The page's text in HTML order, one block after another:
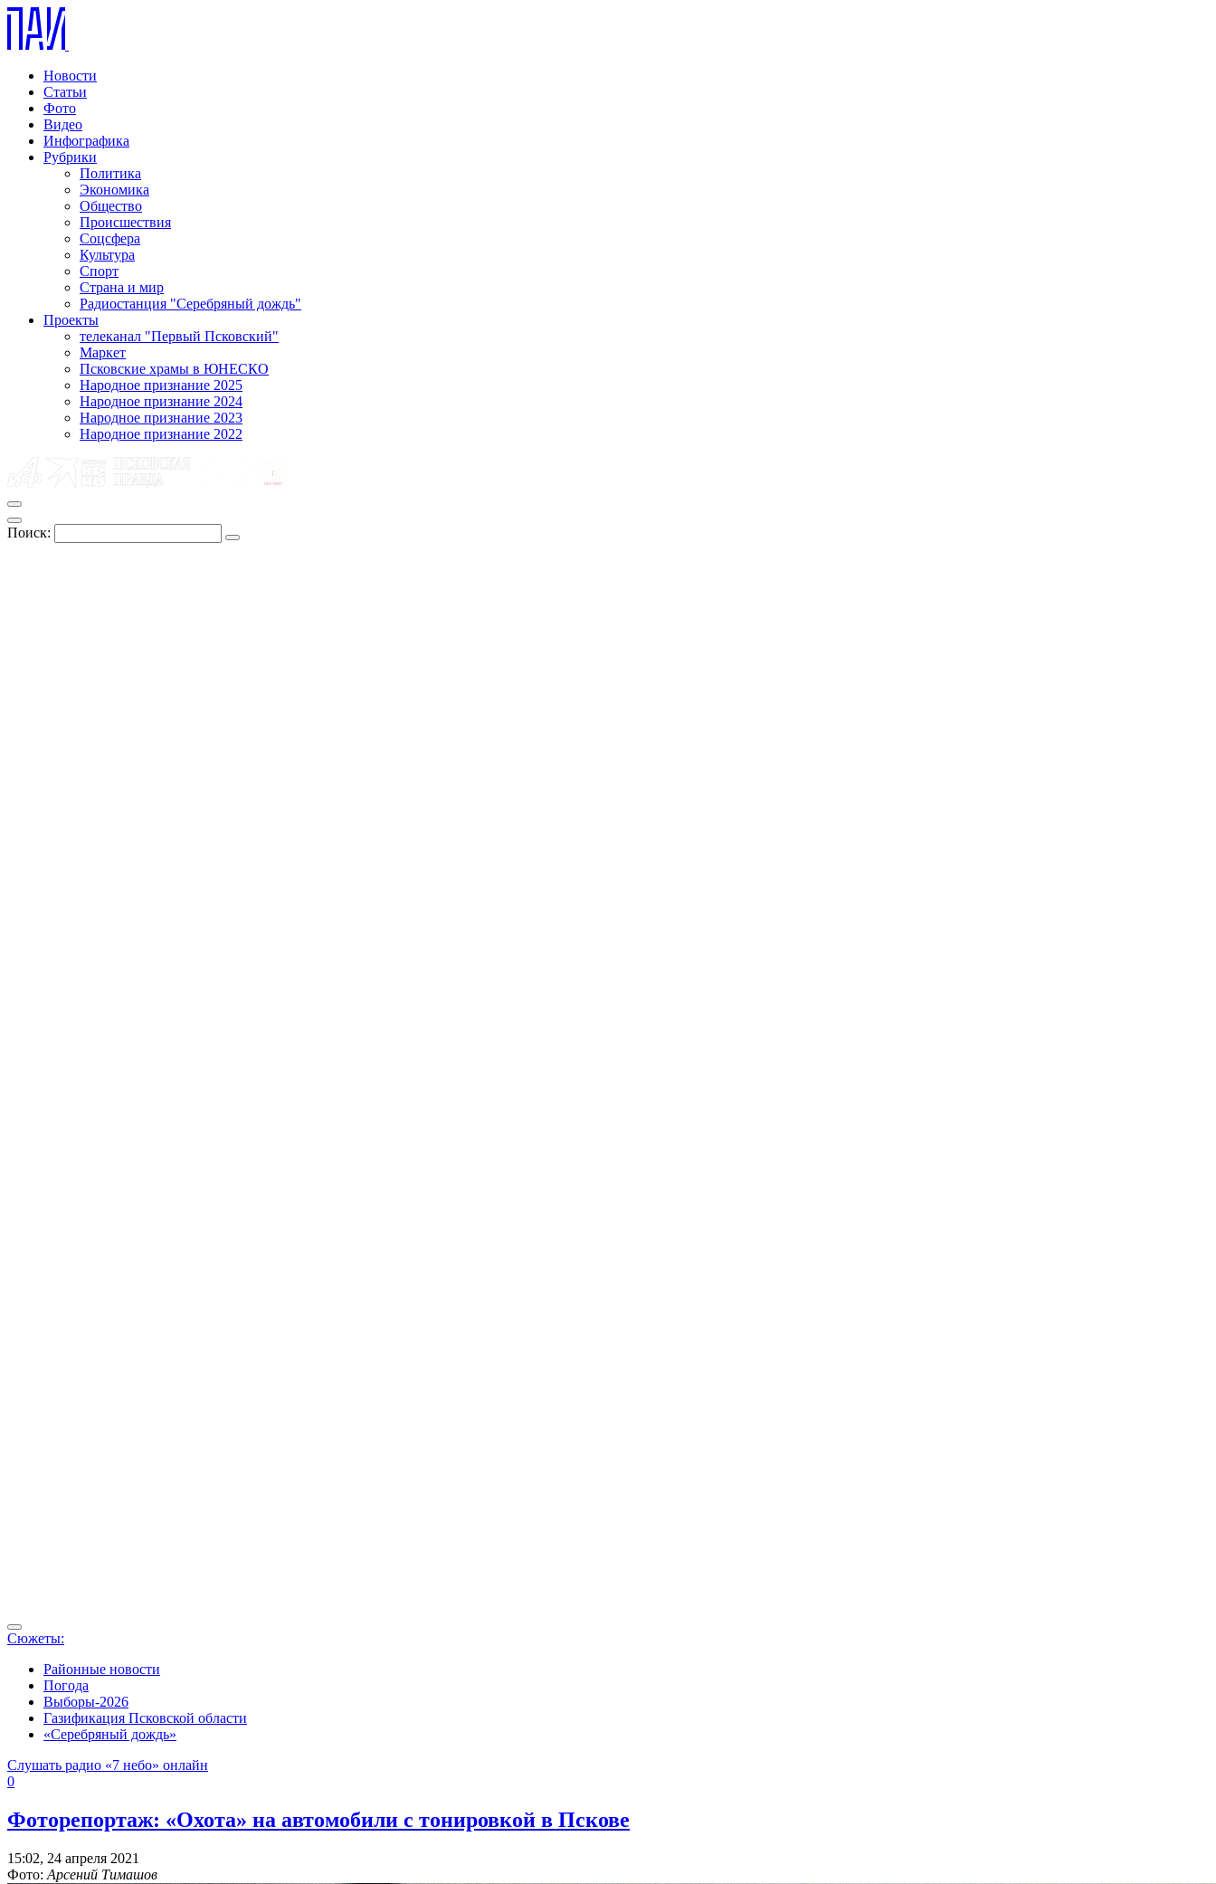
Новости
Статьи
Фото
Видео
Инфографика
Рубрики
Политика
Экономика
Общество
Происшествия
Соцсфера
Культура
Спорт
Страна и мир
Радиостанция "Серебряный дождь"
Проекты
телеканал "Первый Псковский"
Маркет
Псковские храмы в ЮНЕСКО
Народное признание 2025
Народное признание 2024
Народное признание 2023
Народное признание 2022
Поиск:
Сюжеты:
Районные новости
Погода
Выборы-2026
Газификация Псковской области
«Серебряный дождь»
Слушать радио «7 небо» онлайн
0
Фоторепортаж: «Охота» на автомобили с тонировкой в Пскове
15:02, 24 апреля 2021
Фото: Арсений Тимашов